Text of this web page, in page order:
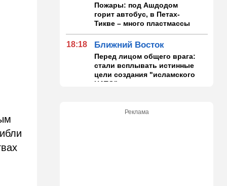
Пожары: под Ашдодом
горит автобус, в Петах-
Тикве – много пластмассы
18:18 Ближний Восток
Перед лицом общего врага:
стали всплывать истинные
цели создания "исламского
НАТО"
Три счастливые восьмерки
Реклама